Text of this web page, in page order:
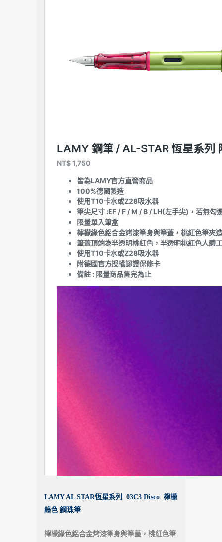
LAMY AL STAR恆星系列 03C3 Disco 檸檬
綠色 鋼珠筆
檸檬綠色鋁合金烤漆筆身與筆蓋，桃紅色筆